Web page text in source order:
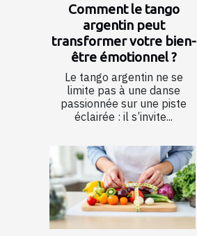
Comment le tango
argentin peut
transformer votre bien-
être émotionnel ?
Le tango argentin ne se
limite pas à une danse
passionnée sur une piste
éclairée : il s’invite...